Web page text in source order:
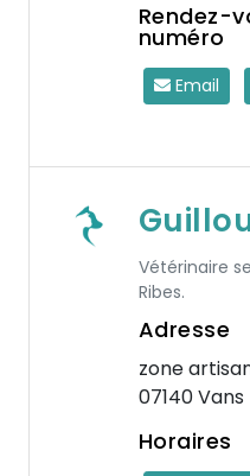
Rendez-
numéro
Email
Vétérinaire
Ribes.
Adresse
zone
07140 Vans
Horaires